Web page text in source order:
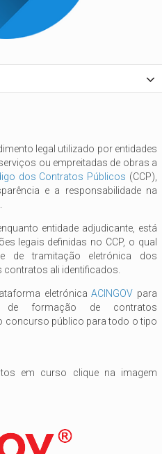
legal utilizado por entidades
ou empreitadas de obras a
dos Contratos Públicos (CCP),
e a responsabilidade na
entidade adjudicante, está
legais definidas no CCP, o qual
de tramitação eletrónica dos
ali identificados.
eletrónicaACINGOV para
de formação de contratos
concurso público para todo o tipo
em curso clique na imagem